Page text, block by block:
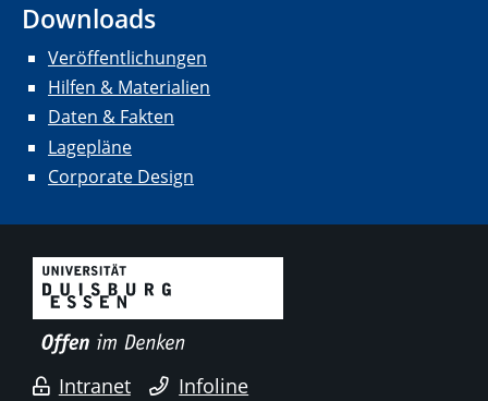
Downloads
Veröffentlichungen
Hilfen & Materialien
Daten & Fakten
Lagepläne
Corporate Design
Intranet Infoline